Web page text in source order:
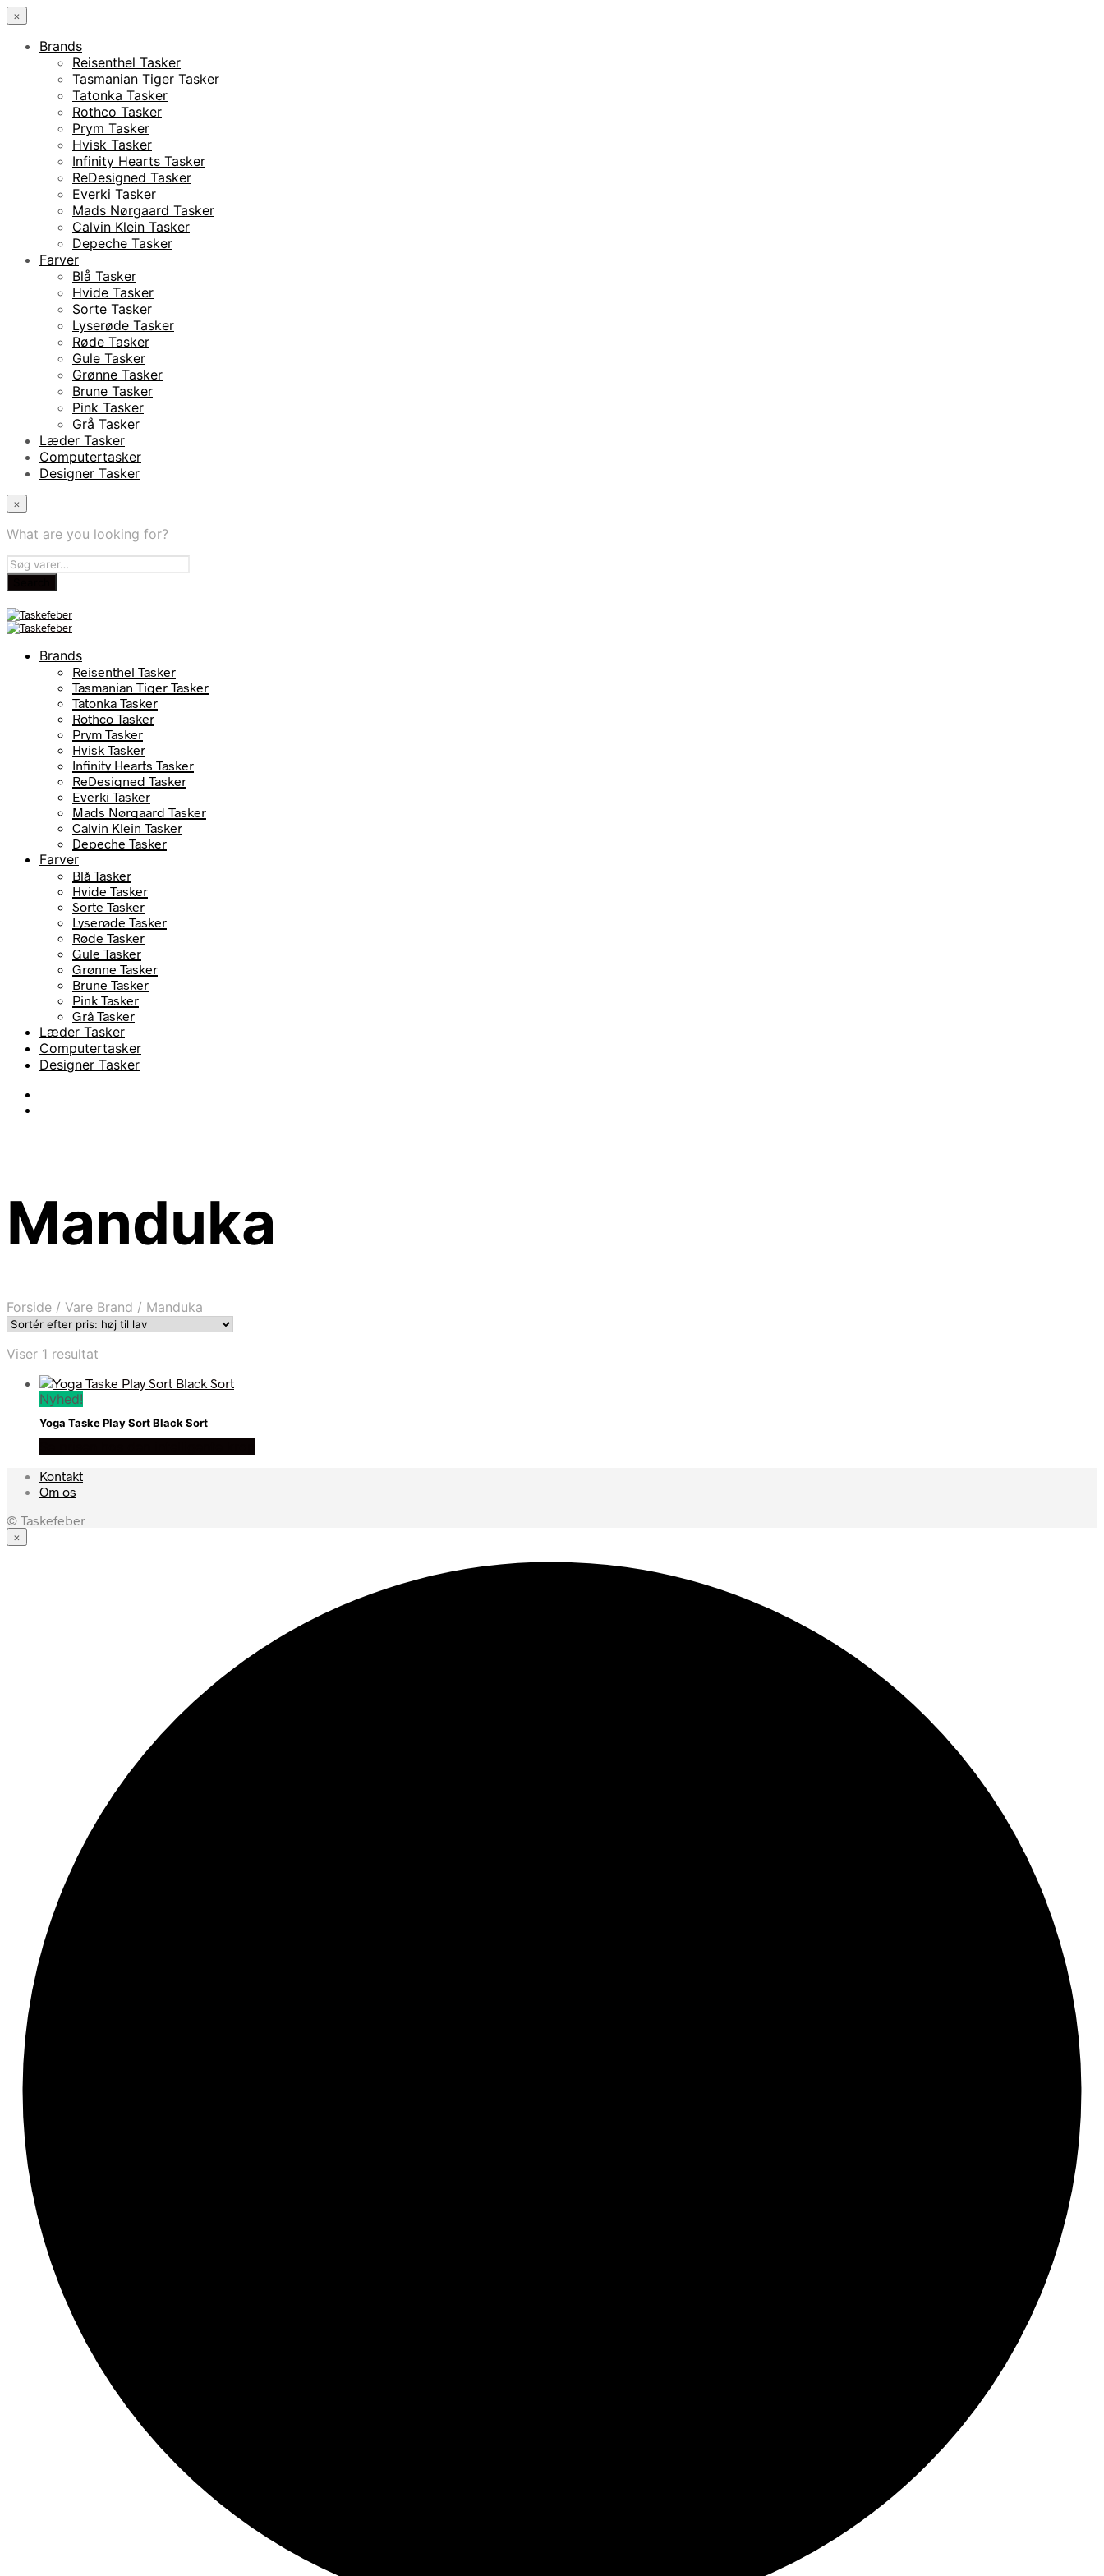
×
Brands
Reisenthel Tasker
Tasmanian Tiger Tasker
Tatonka Tasker
Rothco Tasker
Prym Tasker
Hvisk Tasker
Infinity Hearts Tasker
ReDesigned Tasker
Everki Tasker
Mads Nørgaard Tasker
Calvin Klein Tasker
Depeche Tasker
Farver
Blå Tasker
Hvide Tasker
Sorte Tasker
Lyserøde Tasker
Røde Tasker
Gule Tasker
Grønne Tasker
Brune Tasker
Pink Tasker
Grå Tasker
Læder Tasker
Computertasker
Designer Tasker
×
What are you looking for?
Brands
Reisenthel Tasker
Tasmanian Tiger Tasker
Tatonka Tasker
Rothco Tasker
Prym Tasker
Hvisk Tasker
Infinity Hearts Tasker
ReDesigned Tasker
Everki Tasker
Mads Nørgaard Tasker
Calvin Klein Tasker
Depeche Tasker
Farver
Blå Tasker
Hvide Tasker
Sorte Tasker
Lyserøde Tasker
Røde Tasker
Gule Tasker
Grønne Tasker
Brune Tasker
Pink Tasker
Grå Tasker
Læder Tasker
Computertasker
Designer Tasker
Manduka
Forside / Vare Brand / Manduka
Viser 1 resultat
Nyhed!
Yoga Taske Play Sort Black Sort
Kontakt
Om os
© Taskefeber
×